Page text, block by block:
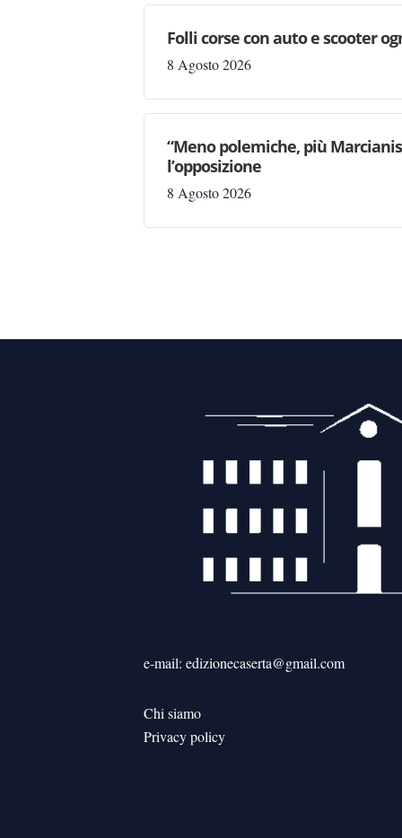
Folli corse con auto e scooter
8 Agosto 2026
“Meno polemiche, più
l’opposizione
8 Agosto 2026
e-mail: edizionecaserta@gmail.com
Chi siamo
Privacy policy